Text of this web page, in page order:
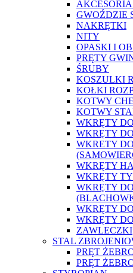
GWOŹDZIE
NAKRĘTKI
NITY
OPASKI I
PRĘTY
ŚRUBY
KOSZULKI
KOŁKI
KOTWY
KOTWY
WKRĘTY
WKRĘTY
WKRETY
WKRĘTY
WKRĘTY
WKRĘTY
WKRĘTY
WKRĘTY
ZAWLECZKI
STAL
PRĘT
PRĘT